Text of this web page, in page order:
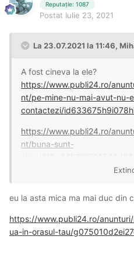
Reputație: 1087
Postat Iulie 23, 2021
La 23.07.2021 la 11:46,
A fost cineva la ele?
https://www.publi24.ro/
nt/pe-mine-nu-mai-avut-nu-
contactezi/
https://www.publi24.ro/
nt/buna-sunt-
eu la asta mica ma mai duc din
https://www.publi24.ro/
ua-in-orasul-tau/